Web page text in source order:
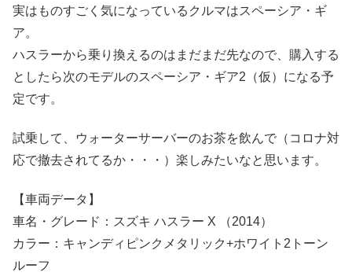
実はものすごく気になっているクルマはスペーシア・ギ
ア。
ハスラーから乗り換えるのはまだまだ先なので、購入する
としたら次のモデルのスペーシア・ギア2（仮）になる予
定です。
試乗して、ウォーターサーバーのお茶を飲んで（コロナ対
応で撤去されてるか・・・）楽しみたいなと思います。
【車両データ】
車名・グレード：スズキ ハスラー X （2014）
カラー：キャンディピンクメタリック+ホワイト2トーン
ルーフ